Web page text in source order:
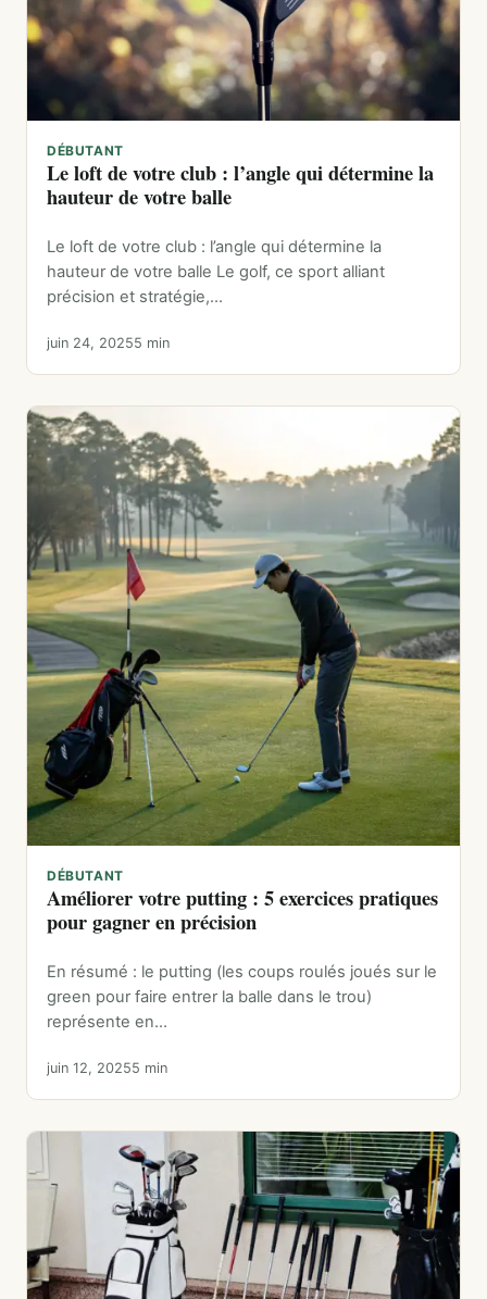
DÉBUTANT
Le loft de votre club : l’angle qui détermine la
hauteur de votre balle
Le loft de votre club : l’angle qui détermine la
hauteur de votre balle Le golf, ce sport alliant
précision et stratégie,…
juin 24, 20255 min
DÉBUTANT
Améliorer votre putting : 5 exercices pratiques
pour gagner en précision
En résumé : le putting (les coups roulés joués sur le
green pour faire entrer la balle dans le trou)
représente en…
juin 12, 20255 min